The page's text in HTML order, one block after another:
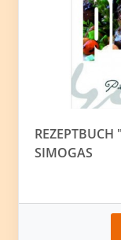
SIMOGAS